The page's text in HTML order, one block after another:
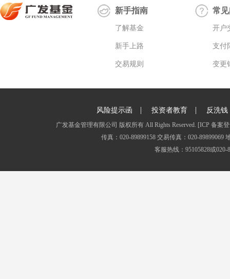
新手指南
了解基金
新手上路
交易规则
常
开户
支付
变更
风险提示函 | 投资者教育 | 反洗钱
广发基金管理有限公司 版权所有 All Rights Reserved. [ICP 备案
传真：020-89899158 交易传真：020-
客服热线：95105828或020-